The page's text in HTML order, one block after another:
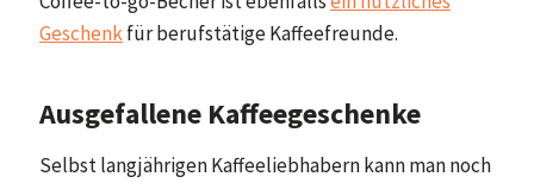
Geschenkfür berufstätige Kaffeefreunde.
Ausgefallene Kaffeegeschenke
Selbst langjährigen Kaffeeliebhabern kann man noch